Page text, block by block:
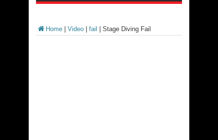
Home Video fail Stage Diving Fail